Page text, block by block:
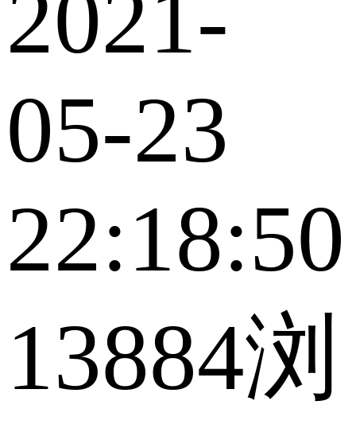
05-23
22:18:50
13884浏